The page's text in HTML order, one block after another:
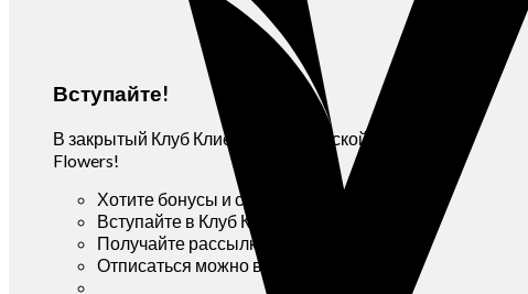
Вступайте!
В закрытый Клуб Клиентов мастерской Yana
Flowers!
Хотите бонусы и скидки?
Вступайте в Клуб Клиентов!
Получайте рассылку Вконтакте!
Отписаться можно в любой момент!